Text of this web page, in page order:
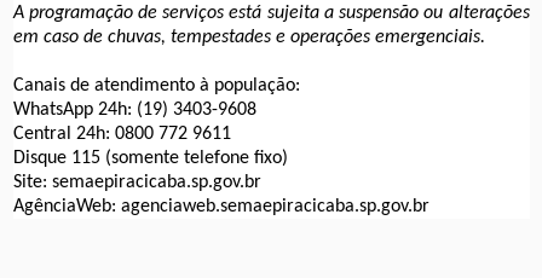
A programação de serviços está sujeita a suspensão ou alterações
em caso de chuvas, tempestades e operações emergenciais.
Canais de atendimento à população:
WhatsApp 24h: (19) 3403-9608
Central 24h: 0800 772 9611
Disque 115 (somente telefone fixo)
Site: semaepiracicaba.sp.gov.br
AgênciaWeb: agenciaweb.semaepiracicaba.sp.gov.br